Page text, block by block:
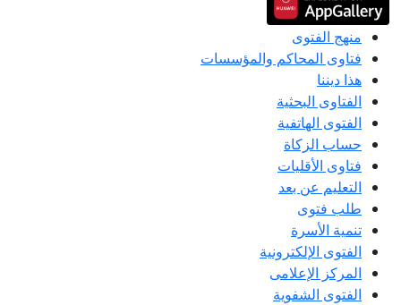
منهج الفتوى
فتاوى المحاكم والمؤسسات
هذا ديننا
الفتاوى البحثية
الفتوى الهاتفية
حساب الزكاة
فتاوى الأقليات
التعليم عن بعد
طلب فتوى
تنمية الأسرة
الفتوى الإلكترونية
المركز الإعلامى
الفتوى الشفوية